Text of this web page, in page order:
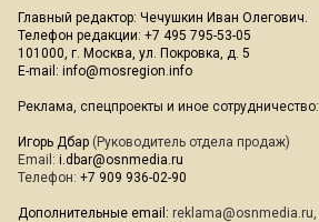
Главный редактор: Чечушкин Иван Олегович.
Телефон редакции: +7 495 795-53-05
101000, г. Москва, ул. Покровка, д. 5
E-mail: info@mosregion.info
Реклама, спецпроекты и иное сотрудничество:
Игорь Дбар (Руководитель отдела продаж)
Email: i.dbar@osnmedia.ru
Телефон: +7 909 936-02-90
Дополнительные email: reklama@osnmedia.ru,